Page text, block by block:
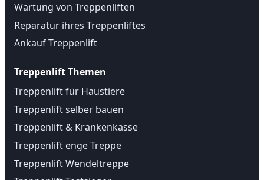
Wartung von Treppenliften
Reparatur ihres Treppenliftes
Ankauf Treppenlift
Treppenlift Themen
Treppenlift für Haustiere
Treppenlift selber bauen
Treppenlift & Krankenkasse
Treppenlift enge Treppe
Treppenlift Wendeltreppe